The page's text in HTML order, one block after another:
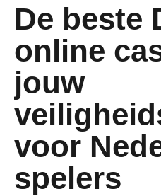
De beste
online
jouw
voor
spelers